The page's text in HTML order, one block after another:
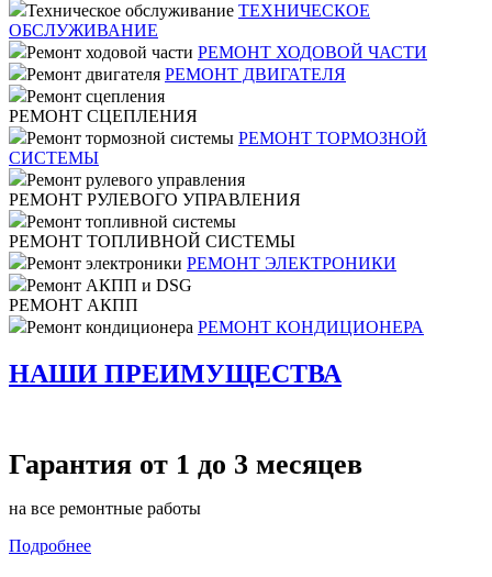
Техническое обслуживание ТЕХНИЧЕСКОЕ
ОБСЛУЖИВАНИЕ
Ремонт ходовой части РЕМОНТ ХОДОВОЙ ЧАСТИ
Ремонт двигателя РЕМОНТ ДВИГАТЕЛЯ
Ремонт сцепления
РЕМОНТ СЦЕПЛЕНИЯ
Ремонт тормозной системы РЕМОНТ ТОРМОЗНОЙ
СИСТЕМЫ
Ремонт рулевого управления
РЕМОНТ РУЛЕВОГО УПРАВЛЕНИЯ
Ремонт топливной системы
РЕМОНТ ТОПЛИВНОЙ СИСТЕМЫ
Ремонт электроники РЕМОНТ ЭЛЕКТРОНИКИ
Ремонт АКПП и DSG
РЕМОНТ АКПП
Ремонт кондиционера РЕМОНТ КОНДИЦИОНЕРА
НАШИ ПРЕИМУЩЕСТВА
Гарантия от 1 до 3 месяцев
на все ремонтные работы
Подробнее